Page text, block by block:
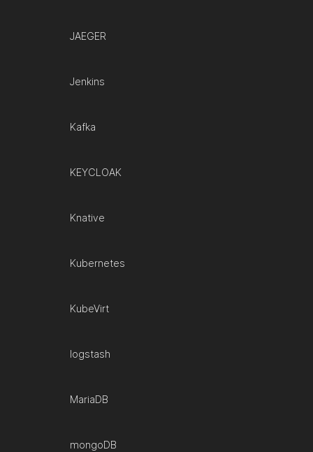
JAEGER
Jenkins
Kafka
KEYCLOAK
Knative
Kubernetes
KubeVirt
logstash
MariaDB
mongoDB